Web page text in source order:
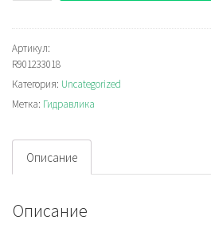
Rexroth
PVV21-
1X/055-
036RB15RRVB
Vane
Артикул:
R901233018
Категория: Uncategorized
Метка: Гидравлика
Описание
Описание